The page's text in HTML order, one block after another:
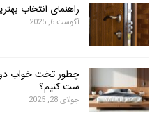
راهنمای انتخاب بهترین درب
آگوست 6, 2025
چطور تخت خواب دو نفره را با
ست کنیم؟
جولای 28, 2025